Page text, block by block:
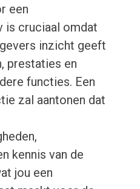
een
is cruciaal omdat
inzicht geeft
prestaties en
functies. Een
zal aantonen dat
kennis van de
jou een